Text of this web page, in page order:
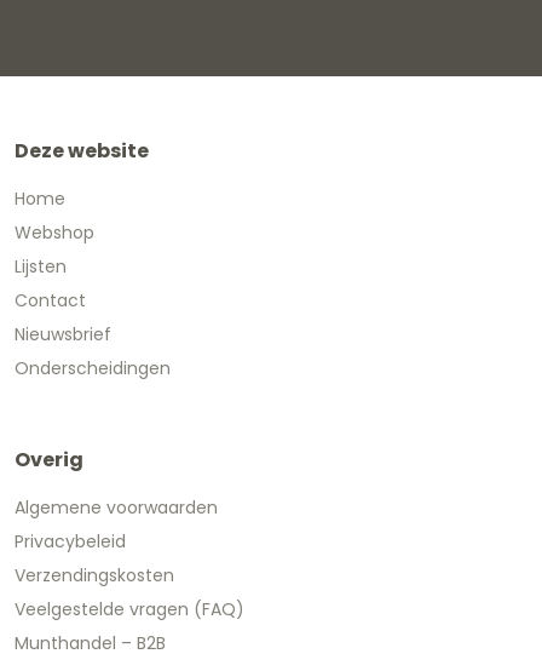
Deze website
Home
Webshop
Lijsten
Contact
Nieuwsbrief
Onderscheidingen
Overig
Algemene voorwaarden
Privacybeleid
Verzendingskosten
Veelgestelde vragen (FAQ)
Munthandel – B2B